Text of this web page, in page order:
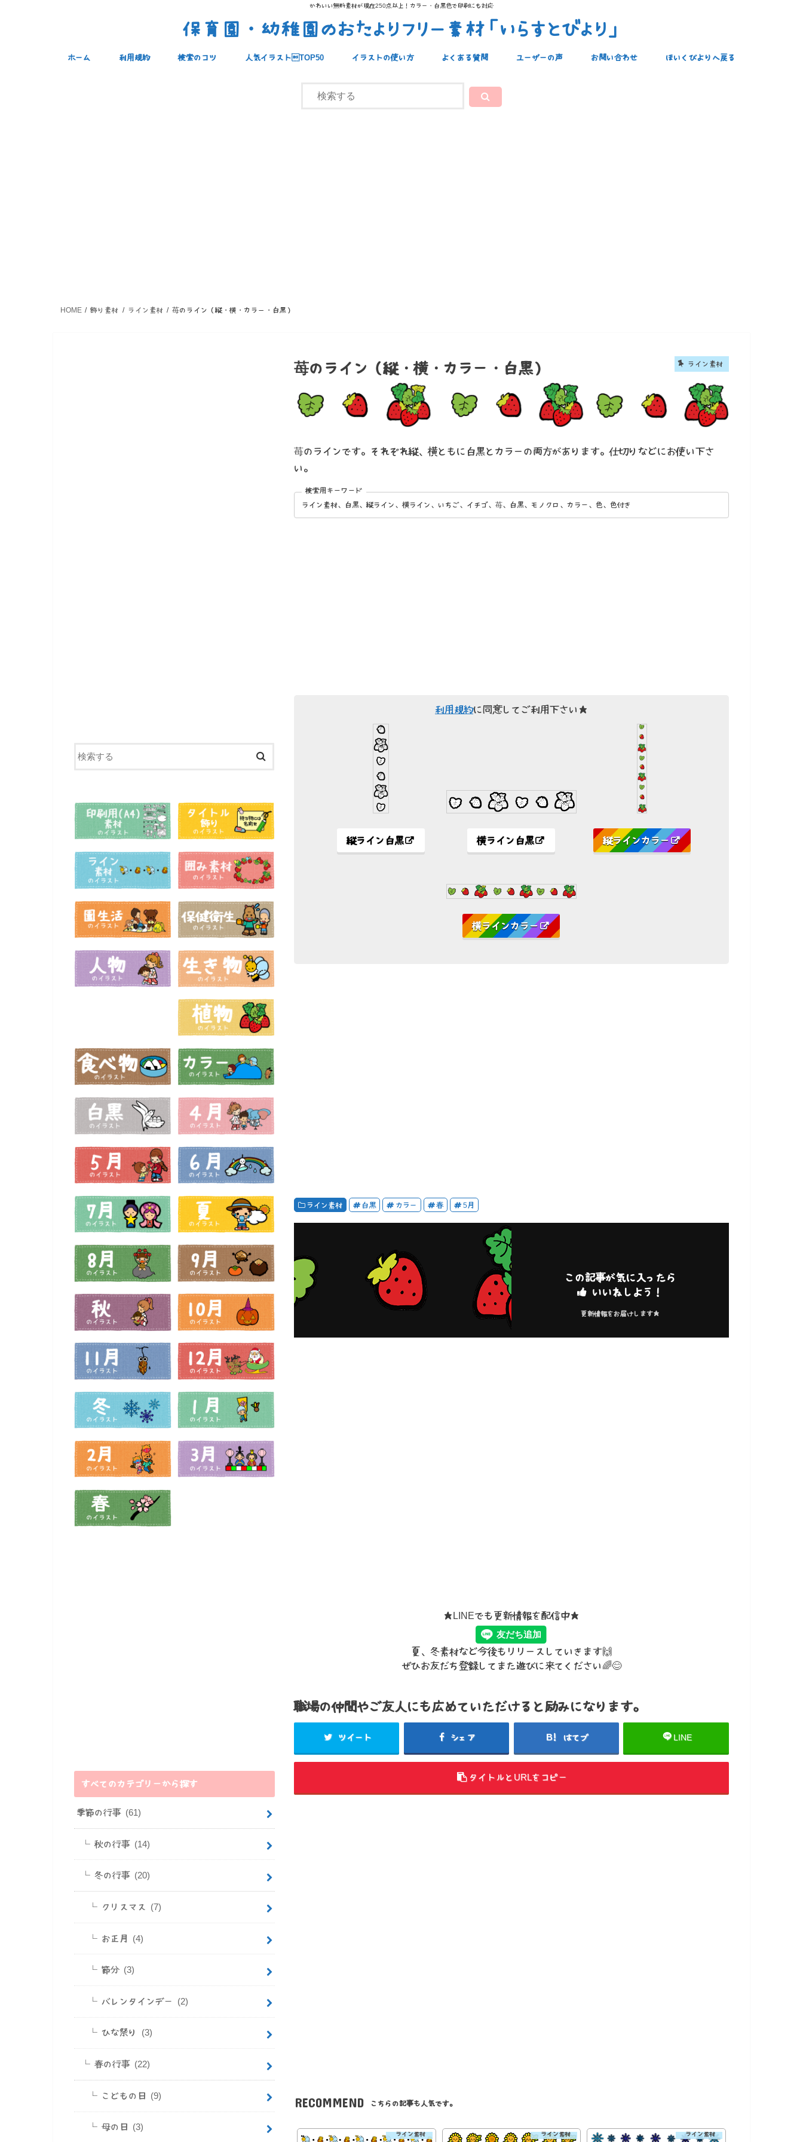
かわいい無料素材が現在250点以上！カラー・白黒色で印刷にも対応
保育園・幼稚園のおたよりフリー素材「いらすとびより」
ホーム 利用規約 検索のコツ 人気イラストTOP50 イラストの使い方 よくある質問 ユーザーの声 お問い合わせ ほいくびよりへ戻る
HOME 飾り素材 ライン素材 苺のライン（縦・横・カラー・白黒）
ライン素材
苺のライン（縦・横・カラー・白黒）
苺のラインです。それぞれ縦、横ともに白黒とカラーの両方があります。仕切りなどにお使い下さ
い。
ライン素材、白黒、縦ライン、横ライン、いちご、イチゴ、苺、白黒、モノクロ、カラー、色、色付き
利用規約に同意してご利用下さい★
縦ライン白黒 横ライン白黒 縦ラインカラー
横ラインカラー
ライン素材 白黒 カラー 春 5月
この記事が気に入ったら
いいねしよう！
更新情報をお届けします★
★LINEでも更新情報を配信中★
夏、冬素材など今後もリリースしていきます🙌
ぜひお友だち登録してまた遊びに来てください🌈😊
職場の仲間やご友人にも広めていただけると励みになります。
ツイート シェア はてブ LINE
タイトルとURLをコピー
RECOMMEND こちらの記事も人気です。
ライン素材 ライン素材 ライン素材
すべてのカテゴリーから探す
季節の行事 (61)
秋の行事 (14)
冬の行事 (20)
クリスマス (7)
お正月 (4)
節分 (3)
バレンタインデー (2)
ひな祭り (3)
春の行事 (22)
こどもの日 (9)
母の日 (3)